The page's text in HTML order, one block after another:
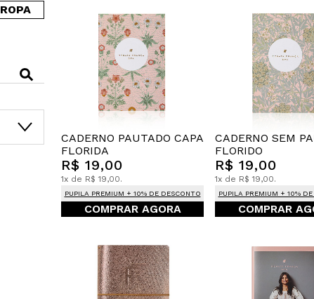
CADERNO PAUTADO CAPA
FLORIDA
R$ 19,00
1x de R$ 19,00.
PUPILA PREMIUM + 10% DE DESCONTO
COMPRAR AGORA
CADERNO SEM
FLORIDO
R$ 19,00
1x de R$ 19,00.
PUPILA PREMIUM + 10%
COMPRAR